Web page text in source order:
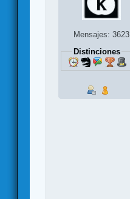
Mensajes: 3623
Distinciones